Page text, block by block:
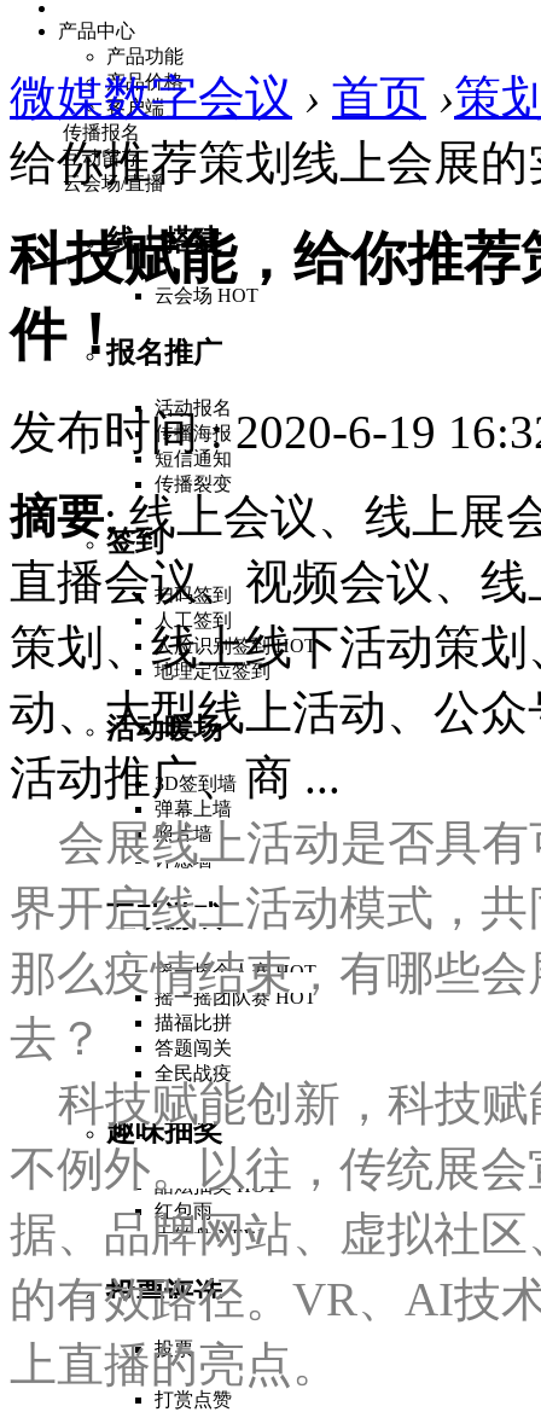
产品中心
产品功能
产品价格
客户端
传播报名
互动留存
云会场/直播
线上搭建
云会场 HOT
报名推广
活动报名
传播海报
短信通知
传播裂变
签到
扫码签到
人工签到
人脸识别签到HOT
地理定位签到
活动暖场
3D签到墙
弹幕上墙
照片墙
许愿墙
互动游戏
摇一摇个人赛HOT
摇一摇团队赛 HOT
描福比拼
答题闯关
全民战疫
趣味抽奖
酷炫抽奖HOT
红包雨
大转盘NEW
投票评选
投票
评委评分
打赏点赞
微媒数字会议 › 首页 ›策
给你推荐策划线上会展
科技赋能，给你推
件！
发布时间 : 2020-6-19
摘要: 线上会议、线上展
直播会议、视频会议、
策划、线上线下活动策
动、大型线上活动、公
活动推广、商 ...
会展线上活动是否具有
界开启线上活动模式，
那么疫情结束，有哪些
去？
科技赋能创新，科技赋
不例外。以往，传统展
据、品牌网站、虚拟社
的有效路径。VR、AI技
上直播的亮点。